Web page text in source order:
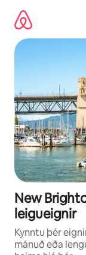
beint
New
leigueignir
Kynntu þér
mánuð eða